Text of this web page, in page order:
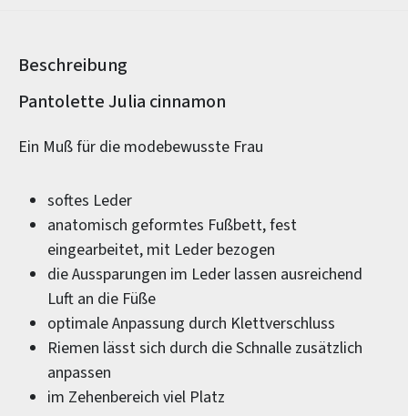
Beschreibung
Produktinformationen
Pantolette Julia cinnamon
Ein Muß für die modebewusste Frau
softes Leder
anatomisch geformtes Fußbett, fest
eingearbeitet, mit Leder bezogen
die Aussparungen im Leder lassen ausreichend
Luft an die Füße
optimale Anpassung durch Klettverschluss
Riemen lässt sich durch die Schnalle zusätzlich
anpassen
im Zehenbereich viel Platz